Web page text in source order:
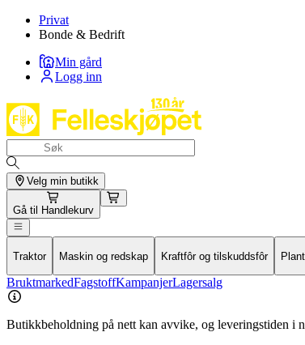
Privat
Bonde & Bedrift
Min gård
Logg inn
Velg min butikk
Gå til Handlekurv
Traktor Maskin og redskap Kraftfôr og tilskuddsfôr
BruktmarkedFagstoffKampanjerLagersalg
Butikkbeholdning på nett kan avvike, og leveringstiden i